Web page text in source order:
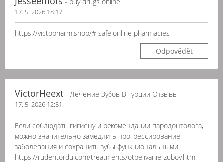
17. 5. 2026 18:17
https://victopharm.shop/# safe online pharmacies
Odpovědět
VictorHeext - Лечение Зубов В Турции Отзывы
17. 5. 2026 12:51
Если соблюдать гигиену и рекомендации пародонтолога,
можно значительно замедлить прогрессирование
заболевания и сохранить зубы функциональными
https://rudentordu.com/treatments/otbelivanie-zubov.html